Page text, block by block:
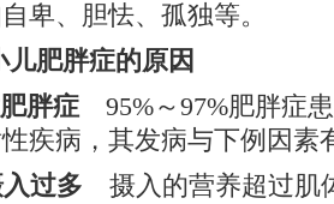
卑、胆怯、孤独等。
肥胖症的原因
胖症 95%～97%肥胖症
疾病，其发病与下例因素
过多 摄入的营养超过肌